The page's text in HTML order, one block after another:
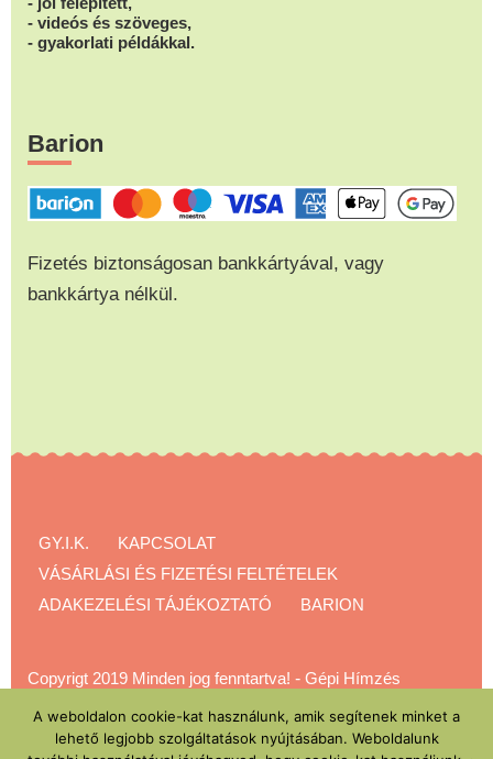
- videós és szöveges,
- gyakorlati példákkal.
Barion
Fizetés biztonságosan bankkártyával, vagy
bankkártya nélkül.
GY.I.K.
KAPCSOLAT
VÁSÁRLÁSI ÉS FIZETÉSI FELTÉTELEK
ADAKEZELÉSI TÁJÉKOZTATÓ
BARION
Copyrigt 2019 Minden jog fenntartva! - Gépi Hímzés
A weboldalon cookie-kat használunk, amik segítenek minket a
lehető legjobb szolgáltatások nyújtásában. Weboldalunk